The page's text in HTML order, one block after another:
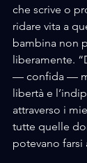
che scrive o
ridare vita a
bambina non
liberamente.
— confida —
libertà e
attraverso i
tutte quelle
potevano farsi